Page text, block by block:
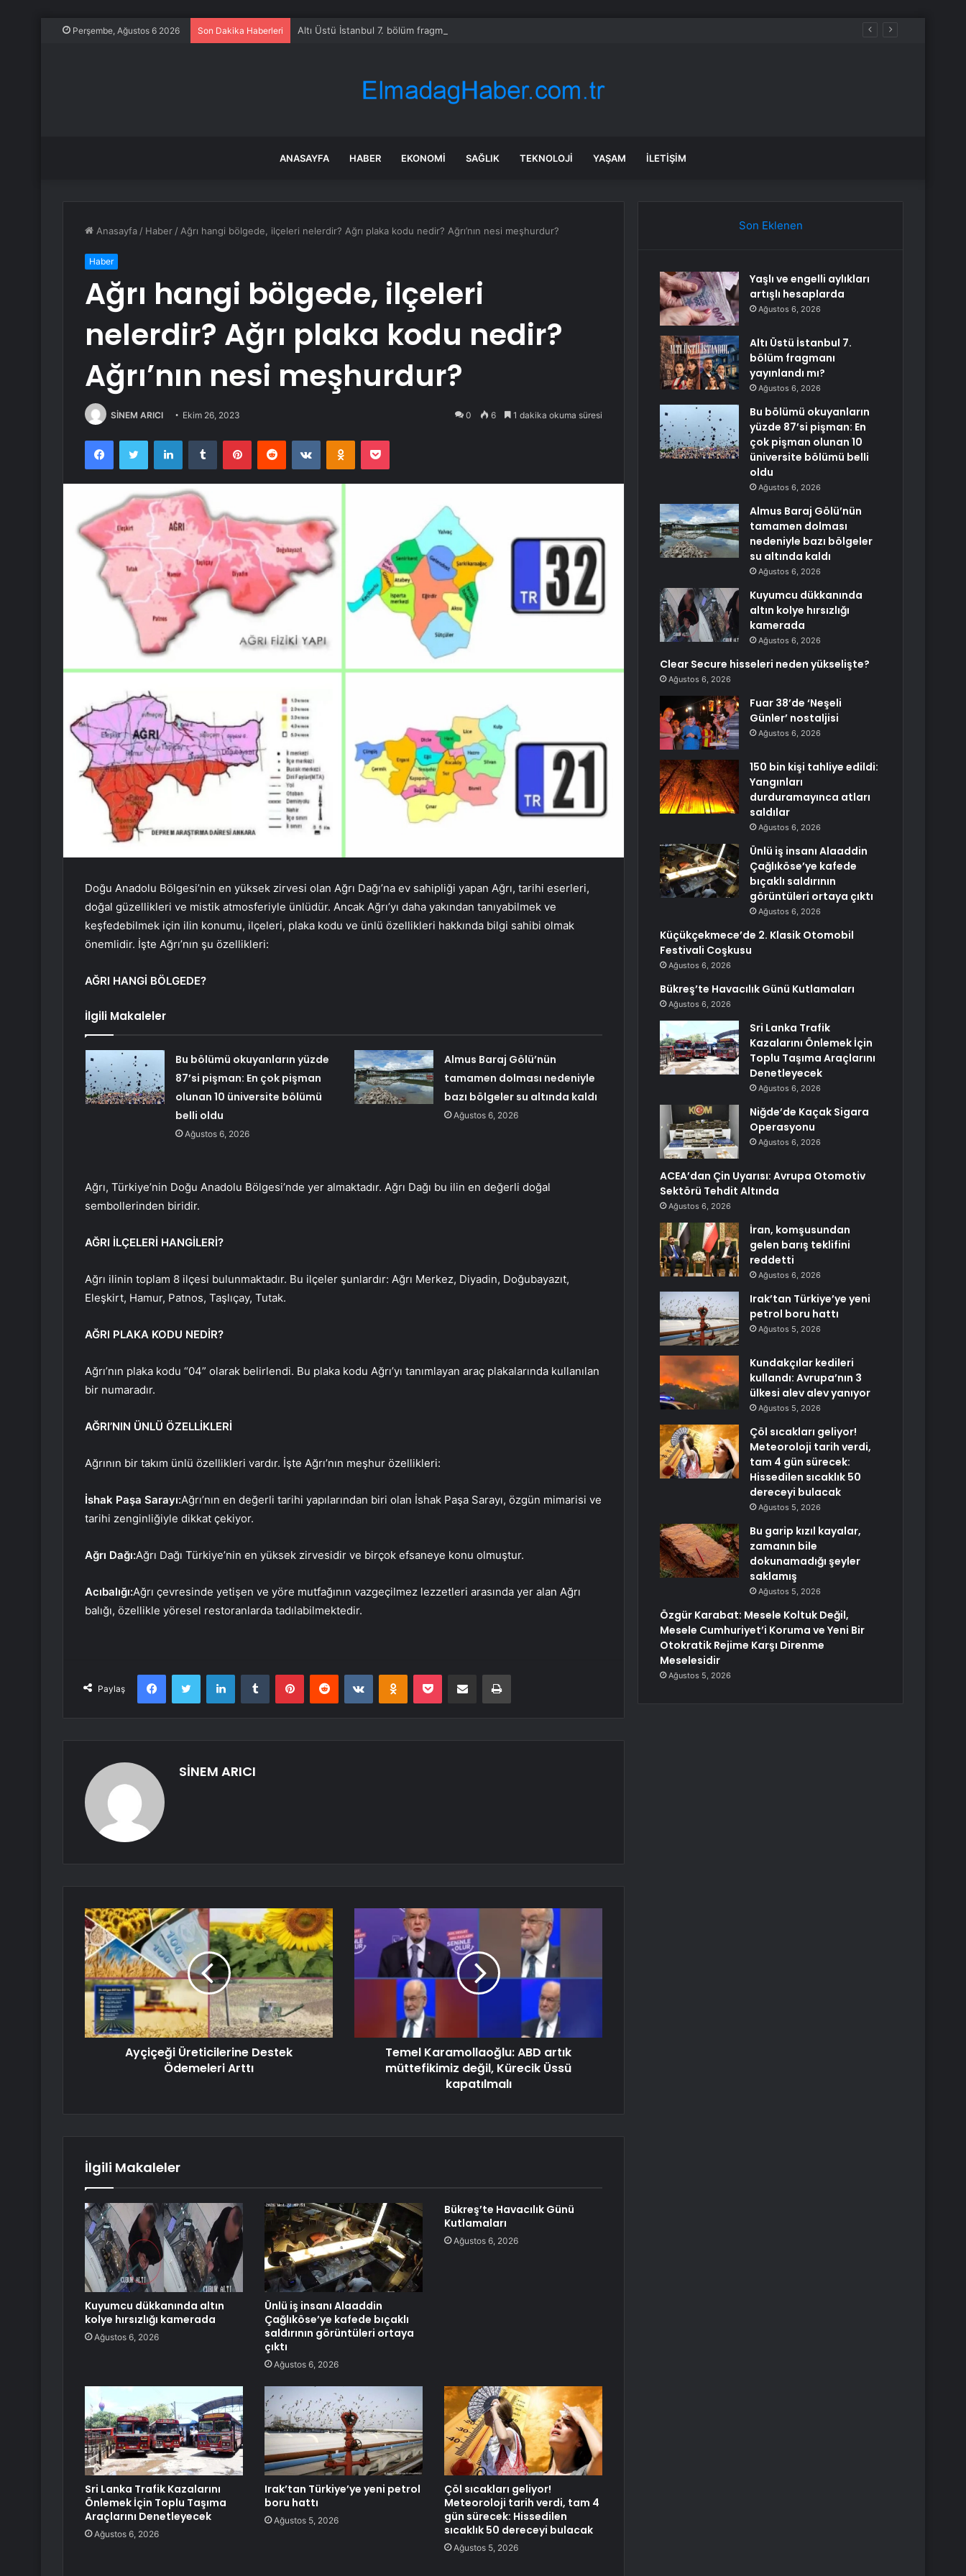
Perşembe, Ağustos 6 2026 Son Dakika Haberleri Altı Üstü İstanbul 7. bölüm fragmanı yayınlandı mı?
ANASAYFA HABER EKONOMI SAĞLIK TEKNOLOJI YAŞAM İLETIŞIM
Anasayfa / Haber / Ağrı hangi bölgede, ilçeleri nelerdir? Ağrı plaka kodu nedir? Ağrı’nın nesi meşhurdur?
Haber
Ağrı hangi bölgede, ilçeleri
nelerdir? Ağrı plaka kodu nedir?
Ağrı’nın nesi meşhurdur?
SİNEM ARICI Ekim 26, 2023 0 6 1 dakika okuma süresi
FacebookTwitter LinkedInTumblr PinterestReddit VKontakteOdnoklassniki
Pocket
Doğu Anadolu Bölgesi’nin en yüksek zirvesi olan Ağrı Dağı’na ev sahipliği yapan Ağrı, tarihi eserleri,
doğal güzellikleri ve mistik atmosferiyle ünlüdür. Ancak Ağrı’yı ​​daha yakından tanıyabilmek ve
keşfedebilmek için ilin konumu, ilçeleri, plaka kodu ve ünlü özellikleri hakkında bilgi sahibi olmak
önemlidir. İşte Ağrı’nın şu özellikleri:
AĞRI HANGİ BÖLGEDE?
İlgili Makaleler
Bu bölümü okuyanların yüzde
87’si pişman: En çok pişman
olunan 10 üniversite bölümü
belli oldu
Ağustos 6, 2026
Almus Baraj Gölü’nün
tamamen dolması nedeniyle
bazı bölgeler su altında kaldı
Ağustos 6, 2026
Ağrı, Türkiye’nin Doğu Anadolu Bölgesi’nde yer almaktadır. Ağrı Dağı bu ilin en değerli doğal
sembollerinden biridir.
AĞRI İLÇELERİ HANGİLERİ?
Ağrı ilinin toplam 8 ilçesi bulunmaktadır. Bu ilçeler şunlardır: Ağrı Merkez, Diyadin, Doğubayazıt,
Eleşkirt, Hamur, Patnos, Taşlıçay, Tutak.
AĞRI PLAKA KODU NEDİR?
Ağrı’nın plaka kodu “04” olarak belirlendi. Bu plaka kodu Ağrı’yı ​​tanımlayan araç plakalarında kullanılan
bir numaradır.
AĞRI’NIN ÜNLÜ ÖZELLİKLERİ
Ağrının bir takım ünlü özellikleri vardır. İşte Ağrı’nın meşhur özellikleri:
İshak Paşa Sarayı:Ağrı’nın en değerli tarihi yapılarından biri olan İshak Paşa Sarayı, özgün mimarisi ve
tarihi zenginliğiyle dikkat çekiyor.
Ağrı Dağı:Ağrı Dağı Türkiye’nin en yüksek zirvesidir ve birçok efsaneye konu olmuştur.
Acıbalığı:Ağrı çevresinde yetişen ve yöre mutfağının vazgeçilmez lezzetleri arasında yer alan Ağrı
balığı, özellikle yöresel restoranlarda tadılabilmektedir.
Paylaş
FacebookTwitter LinkedInTumblr PinterestReddit VKontakteOdnoklassniki
Pocket E-Posta ile paylaş Yazdır
SİNEM ARICI
Ayçiçeği Üreticilerine Destek
Ödemeleri Arttı
Temel Karamollaoğlu: ABD artık
müttefikimiz değil, Kürecik Üssü
kapatılmalı
İlgili Makaleler
Kuyumcu dükkanında altın
kolye hırsızlığı kamerada
Ağustos 6, 2026
Ünlü iş insanı Alaaddin
Çağlıköse’ye kafede bıçaklı
saldırının görüntüleri ortaya
çıktı
Ağustos 6, 2026
Bükreş’te Havacılık Günü
Kutlamaları
Ağustos 6, 2026
Sri Lanka Trafik Kazalarını
Önlemek İçin Toplu Taşıma
Araçlarını Denetleyecek
Ağustos 6, 2026
Irak’tan Türkiye’ye yeni petrol
boru hattı
Ağustos 5, 2026
Çöl sıcakları geliyor!
Meteoroloji tarih verdi, tam 4
gün sürecek: Hissedilen
sıcaklık 50 dereceyi bulacak
Ağustos 5, 2026
Son Eklenen
Yaşlı ve engelli aylıkları
artışlı hesaplarda
Ağustos 6, 2026
Altı Üstü İstanbul 7.
bölüm fragmanı
yayınlandı mı?
Ağustos 6, 2026
Bu bölümü okuyanların
yüzde 87’si pişman: En
çok pişman olunan 10
üniversite bölümü belli
oldu
Ağustos 6, 2026
Almus Baraj Gölü’nün
tamamen dolması
nedeniyle bazı bölgeler
su altında kaldı
Ağustos 6, 2026
Kuyumcu dükkanında
altın kolye hırsızlığı
kamerada
Ağustos 6, 2026
Clear Secure hisseleri neden yükselişte?
Ağustos 6, 2026
Fuar 38’de ‘Neşeli
Günler’ nostaljisi
Ağustos 6, 2026
150 bin kişi tahliye edildi:
Yangınları
durduramayınca atları
saldılar
Ağustos 6, 2026
Ünlü iş insanı Alaaddin
Çağlıköse’ye kafede
bıçaklı saldırının
görüntüleri ortaya çıktı
Ağustos 6, 2026
Küçükçekmece’de 2. Klasik Otomobil
Festivali Coşkusu
Ağustos 6, 2026
Bükreş’te Havacılık Günü Kutlamaları
Ağustos 6, 2026
Sri Lanka Trafik
Kazalarını Önlemek İçin
Toplu Taşıma Araçlarını
Denetleyecek
Ağustos 6, 2026
Niğde’de Kaçak Sigara
Operasyonu
Ağustos 6, 2026
ACEA’dan Çin Uyarısı: Avrupa Otomotiv
Sektörü Tehdit Altında
Ağustos 6, 2026
İran, komşusundan
gelen barış teklifini
reddetti
Ağustos 6, 2026
Irak’tan Türkiye’ye yeni
petrol boru hattı
Ağustos 5, 2026
Kundakçılar kedileri
kullandı: Avrupa’nın 3
ülkesi alev alev yanıyor
Ağustos 5, 2026
Çöl sıcakları geliyor!
Meteoroloji tarih verdi,
tam 4 gün sürecek:
Hissedilen sıcaklık 50
dereceyi bulacak
Ağustos 5, 2026
Bu garip kızıl kayalar,
zamanın bile
dokunamadığı şeyler
saklamış
Ağustos 5, 2026
Özgür Karabat: Mesele Koltuk Değil,
Mesele Cumhuriyet’i Koruma ve Yeni Bir
Otokratik Rejime Karşı Direnme
Meselesidir
Ağustos 5, 2026